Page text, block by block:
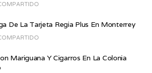
De La Tarjeta Regia Plus En Monterrey
Mariguana Y Cigarros En La Colonia